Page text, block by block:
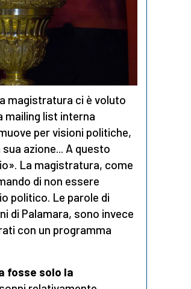
magistratura ci è voluto
mailing list interna
per visioni politiche,
azione... A questo
La magistratura, come
di non essere
politico. Le parole di
di Palamara, sono invece
con un programma
fosse solo la